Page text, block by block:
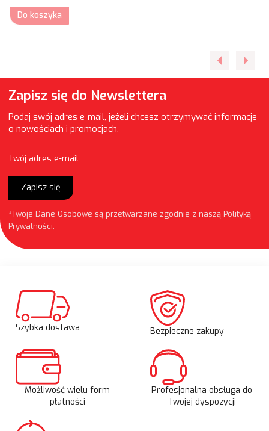
Do koszyka
Zapisz się do Newslettera
Podaj swój adres e-mail, jeżeli chcesz otrzymywać informacje
o nowościach i promocjach.
Twój adres e-mail
Zapisz się
*Twoje Dane Osobowe są przetwarzane zgodnie z naszą Polityką
Prywatności.
Szybka dostawa Bezpieczne zakupy
Możliwość wielu form
płatności
Profesjonalna obsługa do
Twojej dyspozycji